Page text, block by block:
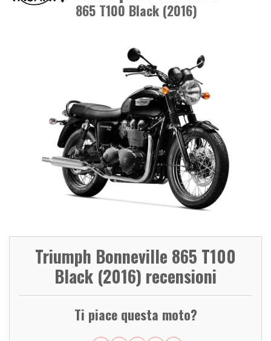
865 T100 Black (2016)
Triumph Bonneville 865 T100
Black (2016) recensioni
Ti piace questa moto?